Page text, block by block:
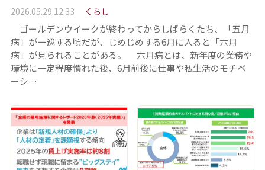
2026.05.29 12:33 くらし
ゴールデンウイークが終わってからしばらくたち、「五月
病」が一巡する頃だが、じめじめする6月に入ると「六月
病」が見られることがある。 六月病とは、新年度の業務や
環境に一定程度慣れた後、6月前後に仕事や私生活のモチベ
ーシ…